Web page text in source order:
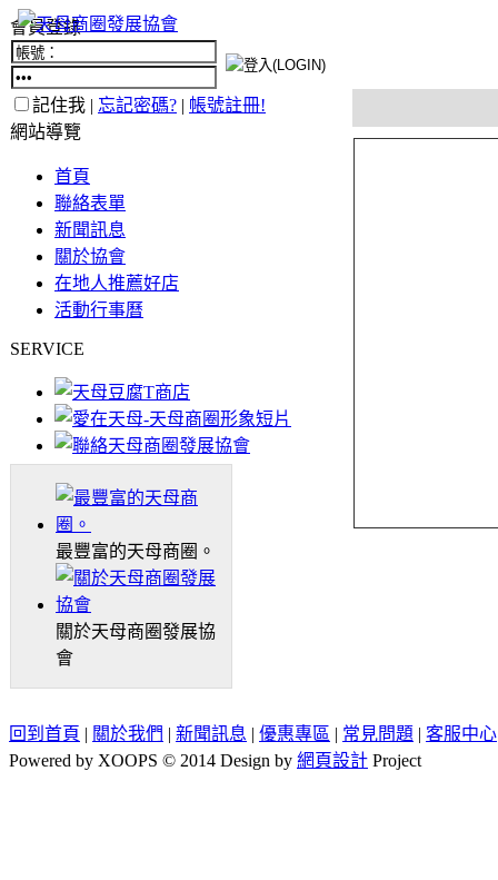
會員登錄
記住我 | 忘記密碼? | 帳號註冊!
網站導覽
首頁
聯絡表單
新聞訊息
關於協會
在地人推薦好店
活動行事曆
SERVICE
最豐富的天母商圈。
關於天母商圈發展協
會
回到首頁 | 關於我們 | 新聞訊息 | 優惠專區 | 常見問題 | 客服中心
Powered by XOOPS © 2014 Design by 網頁設計 Project